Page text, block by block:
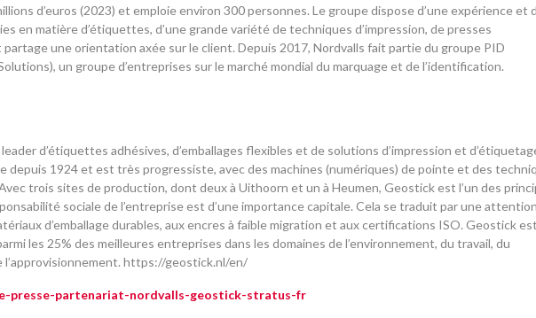
d’euros (2023) et emploie environ 300 personnes. Le groupe dispose d’une expérience et
en matière d’étiquettes, d’une grande variété de techniques d’impression, de presses
partage une orientation axée sur le client. Depuis 2017, Nordvalls fait partie du groupe PID
un groupe d’entreprises sur le marché mondial du marquage et de l’identification.
d’étiquettes adhésives, d’emballages flexibles et de solutions d’impression et
depuis 1924 et est très progressiste, avec des machines (numériques) de pointe et des
trois sites de production, dont deux à Uithoorn et un à Heumen, Geostick est l’un des
sociale de l’entreprise est d’une importance capitale. Cela se traduit par une attention
d’emballage durables, aux encres à faible migration et aux certifications ISO. Geostick est
les 25% des meilleures entreprises dans les domaines de l’environnement, du travail, du
l’approvisionnement. https://geostick.nl/en/
presse-partenariat-nordvalls-geostick-stratus-fr